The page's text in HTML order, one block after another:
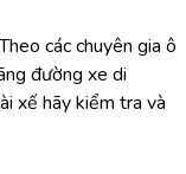
các chuyên gia ô
đường xe di
xế hãy kiểm tra và